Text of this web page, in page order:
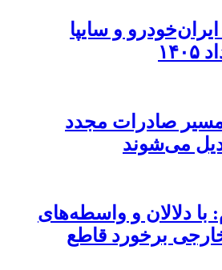
و سایپا
مسیر صادرات مجدد
می‌شوند
با دلالان و واسطه‌های
برخورد قاطع